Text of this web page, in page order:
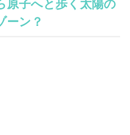
原子へと歩く太陽の
ーン？